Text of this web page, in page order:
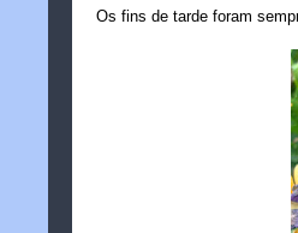
Os fins de tarde foram